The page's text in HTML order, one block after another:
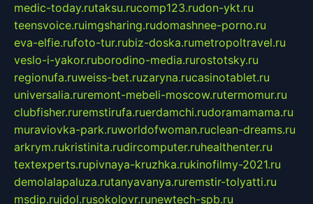
medic-today.rutaksu.rucomp123.rudon-ykt.ru
teensvoice.ruimgsharing.rudomashnee-porno.ru
eva-elfie.rufoto-tur.rubiz-doska.rumetropoltravel.ru
veslo-i-yakor.ruborodino-media.rurostotsky.ru
regionufa.ruweiss-bet.ruzaryna.rucasinotablet.ru
universalia.ruremont-mebeli-moscow.rutermomur.ru
clubfisher.ruremstirufa.ruerdamchi.rudoramamama.ru
muraviovka-park.ruworldofwoman.ruclean-dreams.ru
arkrym.rukristinita.rudircomputer.ruhealthenter.ru
textexperts.rupivnaya-kruzhka.rukinofilmy-2021.ru
demolalapaluza.rutanyavanya.ruremstir-tolyatti.ru
msdip.rujdol.rusokolovr.runewtech-spb.ru